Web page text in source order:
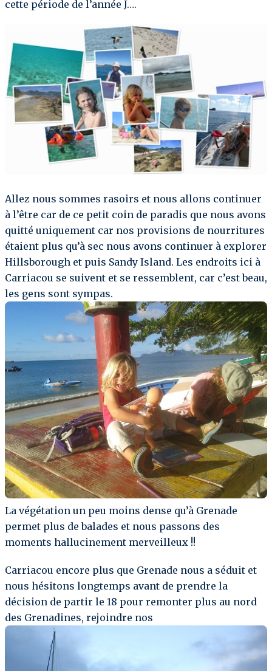
cette période de l’année J….
Allez nous sommes rasoirs et nous allons continuer
à l’être car de ce petit coin de paradis que nous avons
quitté uniquement car nos provisions de nourritures
étaient plus qu’à sec nous avons continuer à explorer
Hillsborough et puis Sandy Island. Les endroits ici à
Carriacou se suivent et se ressemblent, car c’est beau,
les gens sont sympas.
La végétation un peu moins dense qu’à Grenade
permet plus de balades et nous passons des
moments hallucinement merveilleux !!
Carriacou encore plus que Grenade nous a séduit et
nous hésitons longtemps avant de prendre la
décision de partir le 18 pour remonter plus au nord
des Grenadines, rejoindre nos